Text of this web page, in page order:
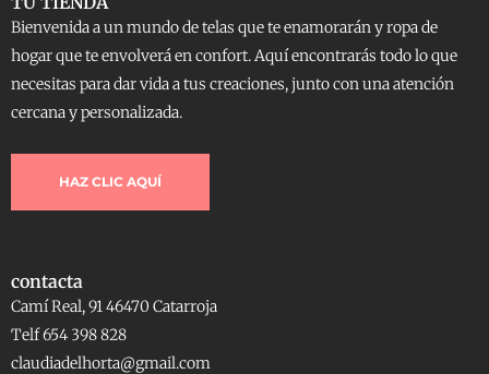
Bienvenida a un mundo de telas que te enamorarán y ropa de
hogar que te envolverá en confort. Aquí encontrarás todo lo que
necesitas para dar vida a tus creaciones, junto con una atención
cercana y personalizada.
HAZ CLIC AQUÍ
contacta
Camí Real, 91 46470 Catarroja
Telf 654 398 828
claudiadelhorta@gmail.com